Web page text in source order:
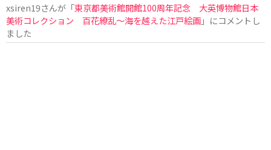
xsiren19さんが「東京都美術館開館100周年記念 大英博物館日本
美術コレクション 百花繚乱～海を越えた江戸絵画」にコメントし
ました